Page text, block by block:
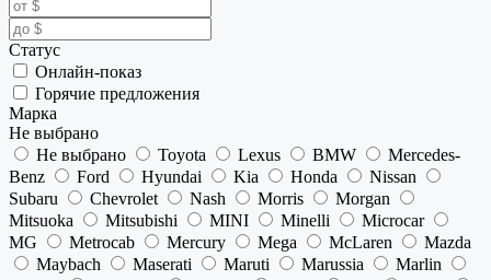
Статус
Онлайн-показ
Горячие предложения
Марка
Не выбрано
Не выбрано
Toyota Lexus BMW
Mercedes-
Benz
Ford Hyundai Kia Honda
Nissan
Subaru
Chevrolet Nash Morris
Morgan
Mitsuoka
Mitsubishi MINI Minelli
Microcar
MG
Metrocab Mercury Mega McLaren
Mazda
Maybach
Maserati Maruti Marussia
Marlin